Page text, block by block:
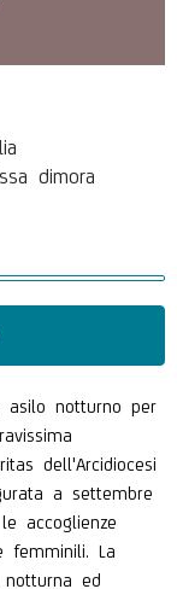
dimora
asilo notturno per
dell'Arcidiocesi
a settembre
accoglienze
femminili. La
ed